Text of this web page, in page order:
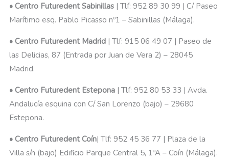
• Centro Futuredent Sabinillas | Tlf: 952 89 30 99 | C/ Paseo
Marítimo esq. Pablo Picasso nº1 – Sabinillas (Málaga).
• Centro Futuredent Madrid | Tlf: 915 06 49 07 | Paseo de
las Delicias, 87 (Entrada por Juan de Vera 2) – 28045
Madrid.
• Centro Futuredent Estepona | Tlf: 952 80 53 33 | Avda.
Andalucía esquina con C/ San Lorenzo (bajo) – 29680
Estepona.
• Centro Futuredent Coín| Tlf: 952 45 36 77 | Plaza de la
Villa s/n (bajo) Edificio Parque Central 5, 1ºA – Coín (Málaga).